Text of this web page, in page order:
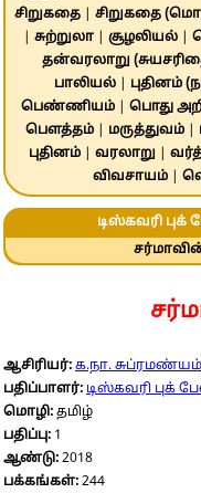
சிறுகதை| சிறுகதை
சுற்றுலா| சூழலியல்|
தன்வரலாறு
பாலியல்
புதினம்
பெண்ணியம்
பொது
பௌத்தம்
மருத்துவம்
புதினம்
வரலாறு
விவசாயம்
டிஸ்கவரி புக்
சர்மாவின்
ஆசிரியர்: க.நா. சுப்ரமண்யம்
பதிப்பாளர்: டிஸ்கவரி புக்
மொழி: தமிழ்
பதிப்பு: 1
ஆண்டு: 2018
பக்கங்கள்: 244